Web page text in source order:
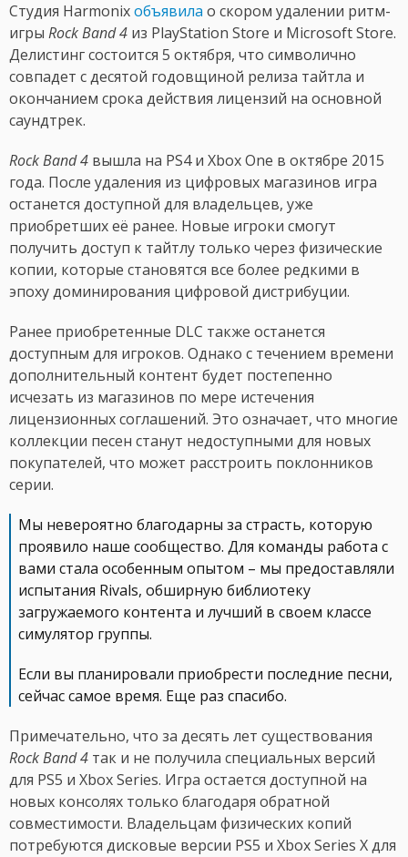
Студия Harmonixобъявила о скором удалении ритм-
игры Rock Band 4 из PlayStation Store и Microsoft Store.
Делистинг состоится 5 октября, что символично
совпадет с десятой годовщиной релиза тайтла и
окончанием срока действия лицензий на основной
саундтрек.
Rock Band 4 вышла на PS4 и Xbox One в октябре 2015
года. После удаления из цифровых магазинов игра
останется доступной для владельцев, уже
приобретших её ранее. Новые игроки смогут
получить доступ к тайтлу только через физические
копии, которые становятся все более редкими в
эпоху доминирования цифровой дистрибуции.
Ранее приобретенные DLC также останется
доступным для игроков. Однако с течением времени
дополнительный контент будет постепенно
исчезать из магазинов по мере истечения
лицензионных соглашений. Это означает, что многие
коллекции песен станут недоступными для новых
покупателей, что может расстроить поклонников
серии.
Мы невероятно благодарны за страсть, которую
проявило наше сообщество. Для команды работа с
вами стала особенным опытом – мы предоставляли
испытания Rivals, обширную библиотеку
загружаемого контента и лучший в своем классе
симулятор группы.
Если вы планировали приобрести последние песни,
сейчас самое время. Еще раз спасибо.
Примечательно, что за десять лет существования
Rock Band 4 так и не получила специальных версий
для PS5 и Xbox Series. Игра остается доступной на
новых консолях только благодаря обратной
совместимости. Владельцам физических копий
потребуются дисковые версии PS5 и Xbox Series X для